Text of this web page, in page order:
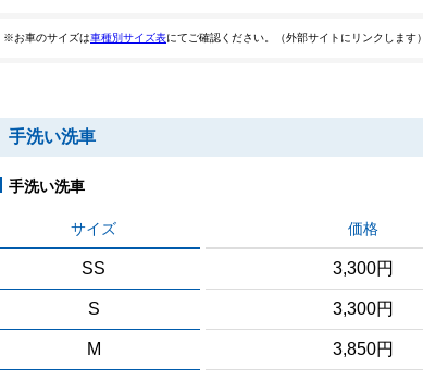
※お車のサイズは車種別サイズ表にてご確認ください。（外部サイトにリンクします）
手洗い洗車
手洗い洗車
サイズ 価格
SS 3,300円
S 3,300円
M 3,850円